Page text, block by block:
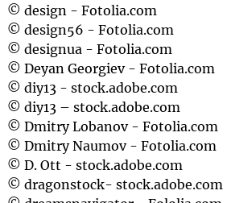
© design - Fotolia.com
© design56 - Fotolia.com
© designua - Fotolia.com
© Deyan Georgiev - Fotolia.com
© diy13 - stock.adobe.com
© diy13 – stock.adobe.com
© Dmitry Lobanov - Fotolia.com
© Dmitry Naumov - Fotolia.com
© D. Ott - stock.adobe.com
© dragonstock- stock.adobe.com